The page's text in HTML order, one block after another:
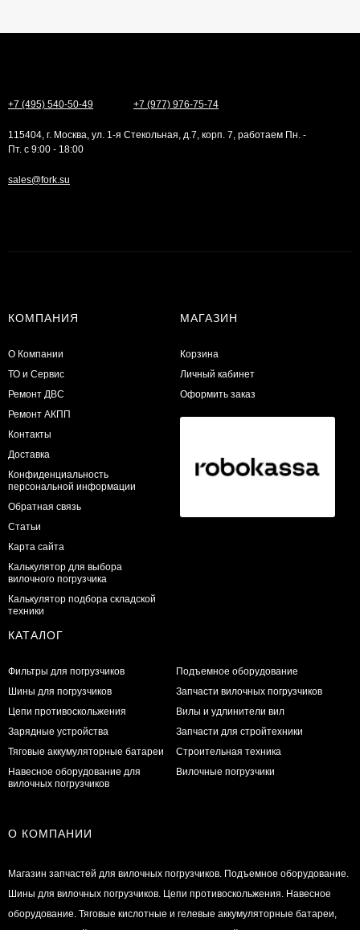
+7 (495) 540-50-49 +7 (977) 976-75-74
115404, г. Москва, ул. 1-я Стекольная, д.7, корп. 7, работаем Пн. -
Пт. с 9:00 - 18:00
sales@fork.su
КОМПАНИЯ
О Компании
ТО и Сервис
​Ремонт ДВС
Ремонт АКПП
Контакты
Доставка
Конфиденциальность
персональной информации
Обратная связь
Статьи
Карта сайта
Калькулятор для выбора
вилочного погрузчика
Калькулятор подбора складской
техники
МАГАЗИН
Корзина
Личный кабинет
Оформить заказ
КАТАЛОГ
Фильтры для погрузчиков
Шины для погрузчиков
Цепи противоскольжения
Зарядные устройства
Тяговые аккумуляторные батареи
Навесное оборудование для
вилочных погрузчиков
Подъемное оборудование
Запчасти вилочных погрузчиков
Вилы и удлинители вил
Запчасти для стройтехники
Строительная техника
Вилочные погрузчики
О КОМПАНИИ
Магазин запчастей для вилочных погрузчиков. Подъемное оборудование.
Шины для вилочных погрузчиков. Цепи противоскольжения. Навесное
оборудование. Тяговые кислотные и гелевые аккумуляторные батареи,